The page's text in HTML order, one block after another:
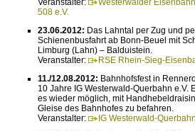
Veranstalter:
Westerwälder
508 e.V.
23.06.2012: Das Lahntal per Zug und
Schienenbusfahrt ab Bonn-Beuel mit
Limburg (Lahn) – Balduistein.
Veranstalter:
RSE Rhein-Sieg-
11./12.08.2012: Bahnhofsfest in
10 Jahre IG Westerwald-Querbahn e.V.
es wieder möglich, mit
Gleise des Bahnhofes zu befahren.
Veranstalter:
IG Westerwald-